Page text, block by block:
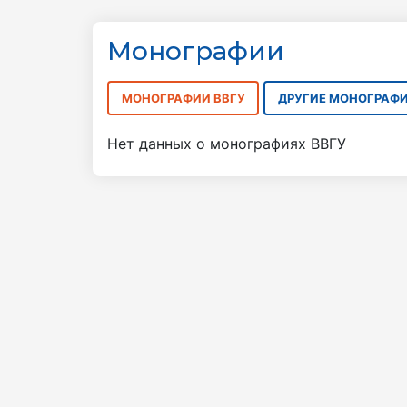
Монографии
МОНОГРАФИИ ВВГУ ДРУГИЕ
Нет данных о монографиях ВВГУ